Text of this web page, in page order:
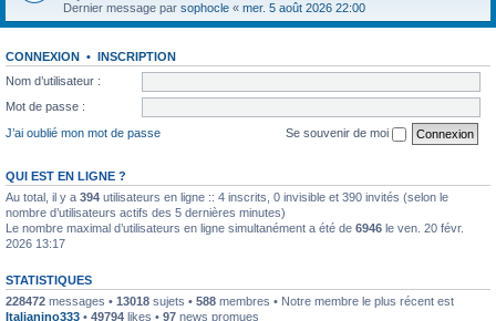
Dernier message par sophocle « mer. 5 août 2026 22:00
CONNEXION • INSCRIPTION
Nom d’utilisateur :
Mot de passe :
J’ai oublié mon mot de passe
Se souvenir de moi
QUI EST EN LIGNE ?
Au total, il y a 394 utilisateurs en ligne :: 4 inscrits, 0 invisible et 390 invités (selon le
nombre d’utilisateurs actifs des 5 dernières minutes)
Le nombre maximal d’utilisateurs en ligne simultanément a été de 6946 le ven. 20 févr.
2026 13:17
STATISTIQUES
228472 messages • 13018 sujets • 588 membres • Notre membre le plus récent est
Italianino333 • 49794 likes • 97 news promues